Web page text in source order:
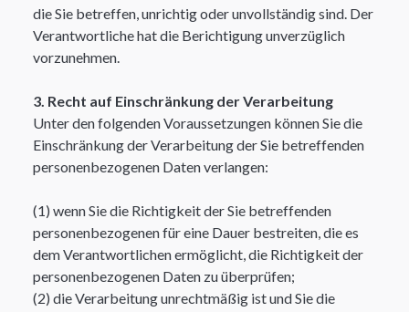
die Sie betreffen, unrichtig oder unvollständig sind. Der
Verantwortliche hat die Berichtigung unverzüglich
vorzunehmen.​
3. Recht auf Einschränkung der Verarbeitung
Unter den folgenden Voraussetzungen können Sie die
Einschränkung der Verarbeitung der Sie betreffenden
personenbezogenen Daten verlangen:​
(1) wenn Sie die Richtigkeit der Sie betreffenden
personenbezogenen für eine Dauer bestreiten, die es
dem Verantwortlichen ermöglicht, die Richtigkeit der
personenbezogenen Daten zu überprüfen;
(2) die Verarbeitung unrechtmäßig ist und Sie die